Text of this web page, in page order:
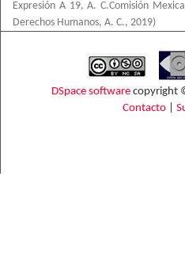
Expresión A 19, A. C.Comisión
Derechos Humanos, A. C., 2019)
DSpace software copyright
Contacto|